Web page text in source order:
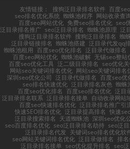
友情链接： 搜狗泛目录排名软件 百度
seo排名优化系统 蜘蛛池程序 网站收录查
百度seo网站优化 免费seo排名优化 seo
泛目录排名推广 seo泛目录排名 蜘蛛池原理 泛
搜狗泛目录排名软件 搜狗泛目录排名 蜘
泛目录链接排名 蜘蛛池搭建 泛目录代发qq
蜘蛛池租用 百度seo优化排名 泛目录代做排名
百度seo网站优化 蜘蛛池破解 无锡seo整站
百度seo优化工具 泛二级目录排名 seo优化
网站seo关键词排名优化 网站seo关键词排名
深圳seo优化公司 泛目录代做排名 百度seo优
seo排名快速优化 泛目录排名灰色 蜘蛛
百度seo优化排名 百度seo排名优化 泛目
泛目录排名联系 泛目录排名接单 自动收录网站
百度seo快速排名优化 泛目录排名推广引
快速SEO排名优化 泛目录提高排名 快速
泛目录搜索排名 天道蜘蛛池 深圳seo优化
seo百度排名优化 seo泛目录排名劫持 seo泛
泛目录排名代发 关键词seo排名优化软
seo网站关键词排名优化 泛目录做排名 排
泛目录排名接单 seo优化提升排名 seo